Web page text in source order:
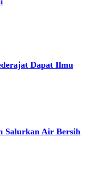
Dapat Ilmu
Salurkan Air Bersih